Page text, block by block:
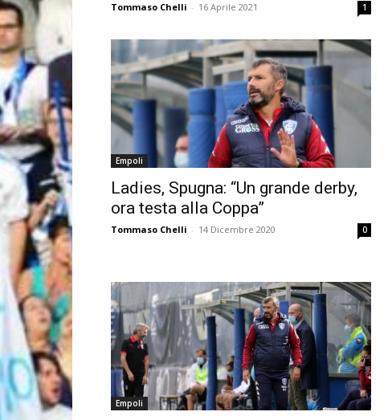
Tommaso Chelli - 16 Aprile 2021 1
Empoli
Ladies, Spugna: “Un grande derby,
ora testa alla Coppa”
Tommaso Chelli - 14 Dicembre 2020 0
Empoli